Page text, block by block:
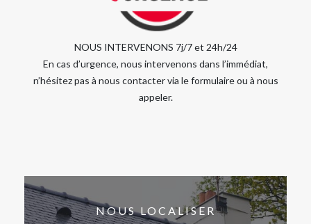
NOUS INTERVENONS 7j/7 et 24h/24
En cas d’urgence, nous intervenons dans l’immédiat,
n’hésitez pas à nous contacter via le formulaire ou à nous
appeler.
NOUS LOCALISER